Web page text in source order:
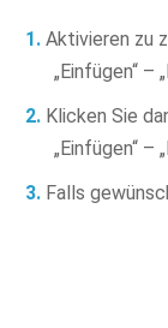
Aktivieren zu
„Einfügen“ –
Klicken Sie
„Einfügen“ –
Falls